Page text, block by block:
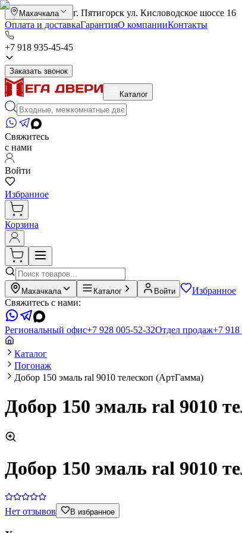
Махачкала
г. Пятигорск ул. Кисловодское шоссе 16
Оплата и доставкаГарантияО компанииКонтакты
+7 918 935-45-45
Заказать звонок
Каталог
Свяжитесь
с нами
Войти
Избранное
Корзина
Махачкала Каталог Войти
Избранное
Свяжитесь с нами:
Региональный офис+7 928 005-52-32Отдел продаж+7 918
Каталог
Погонаж
Добор 150 эмаль ral 9010 телескоп (АртГамма)
Добор 150 эмаль ral 9010
Добор 150 эмаль ral 9010
Нет отзывов В избранное